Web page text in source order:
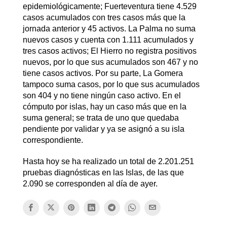
epidemiológicamente; Fuerteventura tiene 4.529
casos acumulados con tres casos más que la
jornada anterior y 45 activos. La Palma no suma
nuevos casos y cuenta con 1.111 acumulados y
tres casos activos; El Hierro no registra positivos
nuevos, por lo que sus acumulados son 467 y no
tiene casos activos. Por su parte, La Gomera
tampoco suma casos, por lo que sus acumulados
son 404 y no tiene ningún caso activo. En el
cómputo por islas, hay un caso más que en la
suma general; se trata de uno que quedaba
pendiente por validar y ya se asignó a su isla
correspondiente.
Hasta hoy se ha realizado un total de 2.201.251
pruebas diagnósticas en las Islas, de las que
2.090 se corresponden al día de ayer.